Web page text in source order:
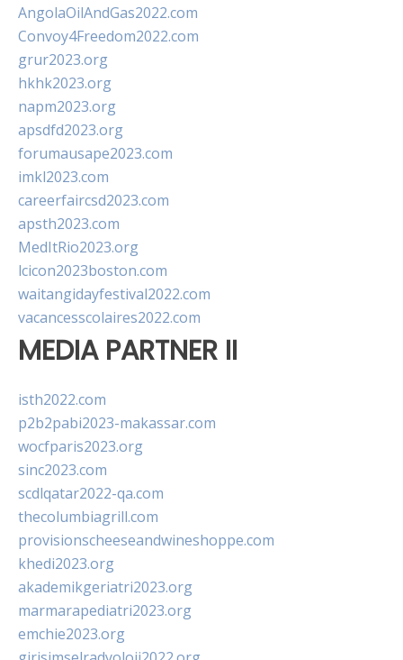
AngolaOilAndGas2022.com
Convoy4Freedom2022.com
grur2023.org
hkhk2023.org
napm2023.org
apsdfd2023.org
forumausape2023.com
imkl2023.com
careerfaircsd2023.com
apsth2023.com
MedItRio2023.org
lcicon2023boston.com
waitangidayfestival2022.com
vacancesscolaires2022.com
MEDIA PARTNER II
isth2022.com
p2b2pabi2023-makassar.com
wocfparis2023.org
sinc2023.com
scdlqatar2022-qa.com
thecolumbiagrill.com
provisionscheeseandwineshoppe.com
khedi2023.org
akademikgeriatri2023.org
marmarapediatri2023.org
emchie2023.org